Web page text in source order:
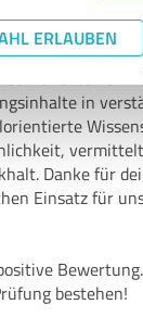
ERLAUBEN
und -
sehr
ist. Perfekte
in
Danke für
Einsatz für
bestehen!